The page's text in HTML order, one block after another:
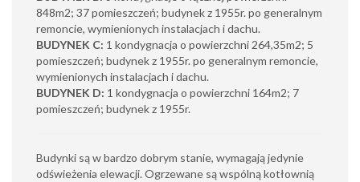
848m2; 37 pomieszczeń; budynek z 1955r. po generalnym
remoncie, wymienionych instalacjach i dachu.
BUDYNEK C: 1 kondygnacja o powierzchni 264,35m2; 5
pomieszczeń; budynek z 1955r. po generalnym remoncie,
wymienionych instalacjach i dachu.
BUDYNEK D: 1 kondygnacja o powierzchni 164m2; 7
pomieszczeń; budynek z 1955r.
Budynki są w bardzo dobrym stanie, wymagają jedynie
odświeżenia elewacji. Ogrzewane są wspólną kotłownią